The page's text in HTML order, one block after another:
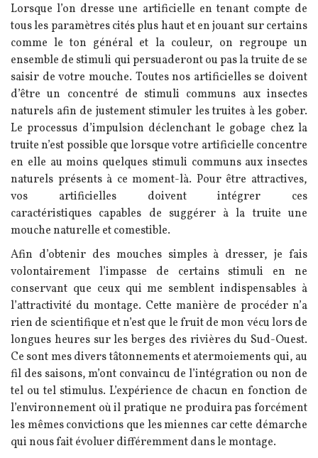
Lorsque l’on dresse une artificielle en tenant compte de
tous les paramètres cités plus haut et en jouant sur certains
comme le ton général et la couleur, on regroupe un
ensemble de stimuli qui persuaderont ou pas la truite de se
saisir de votre mouche. Toutes nos artificielles se doivent
d’être un concentré de stimuli communs aux insectes
naturels afin de justement stimuler les truites à les gober.
Le processus d’impulsion déclenchant le gobage chez la
truite n’est possible que lorsque votre artificielle concentre
en elle au moins quelques stimuli communs aux insectes
naturels présents à ce moment-là. Pour être attractives,
vos artificielles doivent intégrer ces
caractéristiques capables de suggérer à la truite une
mouche naturelle et comestible.
Afin d’obtenir des mouches simples à dresser, je fais
volontairement l’impasse de certains stimuli en ne
conservant que ceux qui me semblent indispensables à
l’attractivité du montage. Cette manière de procéder n’a
rien de scientifique et n’est que le fruit de mon vécu lors de
longues heures sur les berges des rivières du Sud-Ouest.
Ce sont mes divers tâtonnements et atermoiements qui, au
fil des saisons, m’ont convaincu de l’intégration ou non de
tel ou tel stimulus. L’expérience de chacun en fonction de
l’environnement où il pratique ne produira pas forcément
les mêmes convictions que les miennes car cette démarche
qui nous fait évoluer différemment dans le montage.